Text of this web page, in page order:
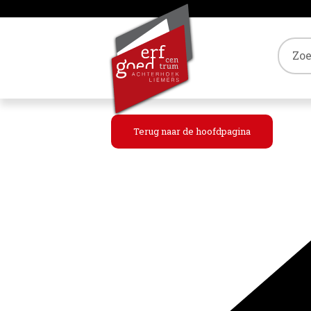
Terug naar de hoofdpagina